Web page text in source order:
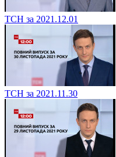
ТСН за 2021.12.01
ТСН за 2021.11.30